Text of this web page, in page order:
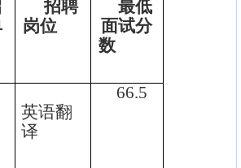
招聘
岗位
最低
面试分
数
英语翻
译
66.5